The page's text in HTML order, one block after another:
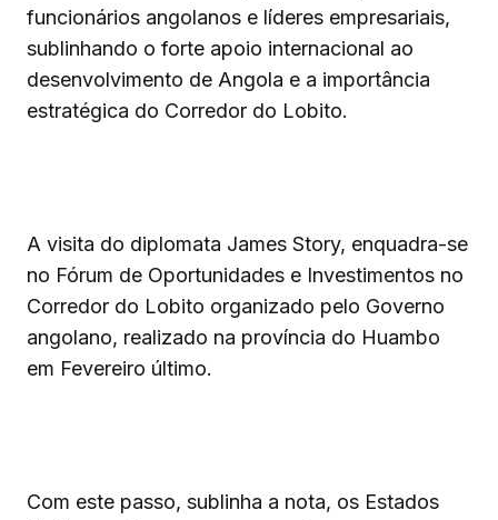
funcionários angolanos e líderes empresariais,
sublinhando o forte apoio internacional ao
desenvolvimento de Angola e a importância
estratégica do Corredor do Lobito.
‎A visita do diplomata James Story, enquadra-se
no Fórum de Oportunidades e Investimentos no
Corredor do Lobito organizado pelo Governo
angolano, realizado na província do Huambo
em Fevereiro último.
‎Com este passo, sublinha a nota, os Estados